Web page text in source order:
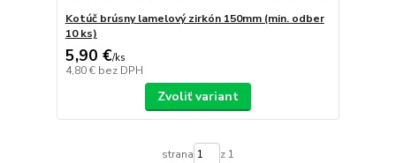
Kotúč brúsny lamelový zirkón 150mm (min. odber
10 ks)
5,90 €/ks
4,80 € bez DPH
Zvoliť variant
strana z 1